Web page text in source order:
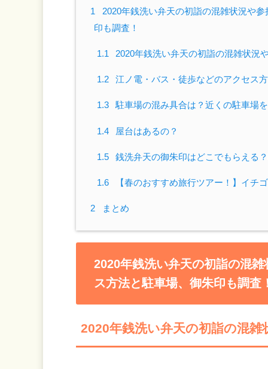
1
2020年銭洗い弁天の初詣の混雑状況や
印も調査！
1.1 2020年銭洗い弁天の初詣の混雑状況
1.2 江ノ電・バス・徒歩などのアクセス
1.3 駐車場の混み具合は？近くの駐車場
1.4 屋台はあるの？
1.5 銭洗弁天の御朱印はどこでもらえる
1.6 【春のおすすめ旅行ツアー！】イチ
2 まとめ
2020年銭洗い弁天の初詣の混
ス方法と駐車場、御朱印も調査！
2020年銭洗い弁天の初詣の混雑